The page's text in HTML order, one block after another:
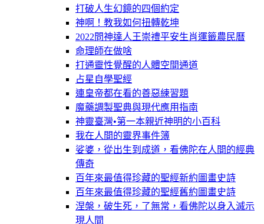
打破人生幻鏡的四個約定
神啊！教我如何扭轉乾坤
2022問神達人王崇禮平安生肖運籤農民曆
命理師在做啥
打通靈性覺醒的人體空間通道
占星自學聖經
連皇帝都在看的善惡練習題
魔藥調製聖典與現代應用指南
神靈臺灣•第一本親近神明的小百科
我在人間的靈界事件簿
娑婆，從出生到成道，看佛陀在人間的經典
傳奇
百年來最值得珍藏的聖經新約圖畫史詩
百年來最值得珍藏的聖經舊約圖畫史詩
涅槃，破生死，了無常，看佛陀以身入滅示
現人間